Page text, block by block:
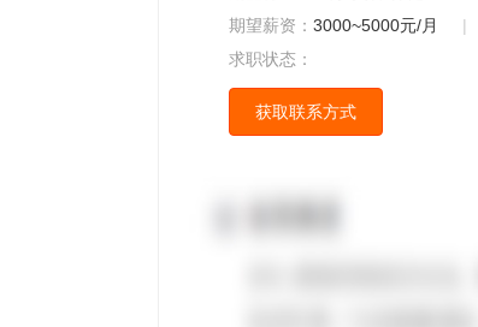
期望薪资： 3000~5000元/月 |
求职状态：
获取联系方式